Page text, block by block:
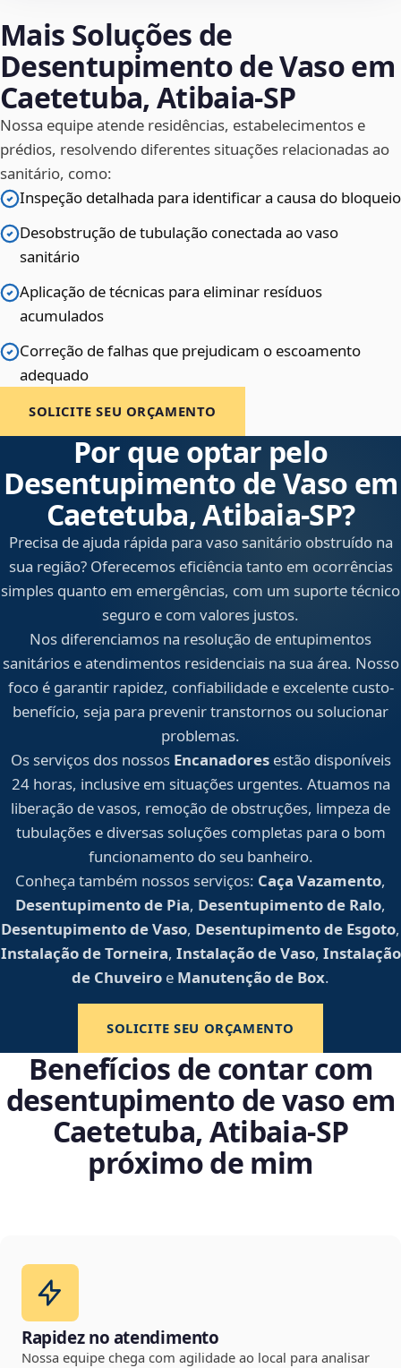
Mais Soluções de
Desentupimento de Vaso em
Caetetuba, Atibaia‑SP
Nossa equipe atende residências, estabelecimentos e
prédios, resolvendo diferentes situações relacionadas ao
sanitário, como:
Inspeção detalhada para identificar a causa do bloqueio
Desobstrução de tubulação conectada ao vaso
sanitário
Aplicação de técnicas para eliminar resíduos
acumulados
Correção de falhas que prejudicam o escoamento
adequado
SOLICITE SEU ORÇAMENTO
Por que optar pelo
Desentupimento de Vaso em
Caetetuba, Atibaia‑SP?
Precisa de ajuda rápida para vaso sanitário obstruído na
sua região? Oferecemos eficiência tanto em ocorrências
simples quanto em emergências, com um suporte técnico
seguro e com valores justos.
Nos diferenciamos na resolução de entupimentos
sanitários e atendimentos residenciais na sua área. Nosso
foco é garantir rapidez, confiabilidade e excelente custo-
benefício, seja para prevenir transtornos ou solucionar
problemas.
Os serviços dos nossos Encanadoresestão disponíveis
24 horas, inclusive em situações urgentes. Atuamos na
liberação de vasos, remoção de obstruções, limpeza de
tubulações e diversas soluções completas para o bom
funcionamento do seu banheiro.
Conheça também nossos serviços: Caça Vazamento,
Desentupimento de Pia, Desentupimento de Ralo,
Desentupimento de Vaso, Desentupimento de Esgoto,
Instalação de Torneira, Instalação de Vaso, Instalação
de Chuveiro e Manutenção de Box.
SOLICITE SEU ORÇAMENTO
Benefícios de contar com
desentupimento de vaso em
Caetetuba, Atibaia‑SP
próximo de mim
Rapidez no atendimento
Nossa equipe chega com agilidade ao local para analisar